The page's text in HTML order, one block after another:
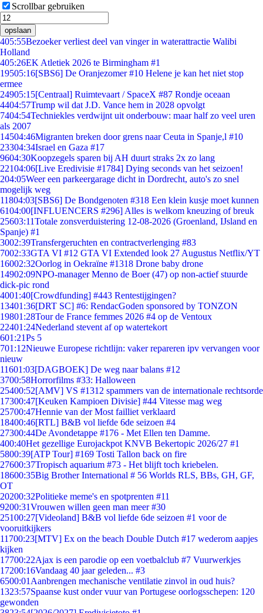
Scrollbar gebruiken
opslaan
405:55Bezoeker verliest deel van vinger in waterattractie Walibi
Holland
405:26EK Atletiek 2026 te Birmingham #1
19505:16[SBS6] De Oranjezomer #10 Helene je kan het niet stop
ermee
24905:15[Centraal] Ruimtevaart / SpaceX #87 Rondje oceaan
4404:57Trump wil dat J.D. Vance hem in 2028 opvolgt
7404:54Techniekles verdwijnt uit onderbouw: maar half zo veel uren
als 2007
14504:46Migranten breken door grens naar Ceuta in Spanje,l #10
23304:34Israel en Gaza #17
9604:30Koopzegels sparen bij AH duurt straks 2x zo lang
22104:06[Live Eredivisie #1784] Dying seconds van het seizoen!
204:05Weer een parkeergarage dicht in Dordrecht, auto's zo snel
mogelijk weg
11804:03[SBS6] De Bondgenoten #318 Een klein kusje moet kunnen
6104:00[INFLUENCERS #296] Alles is welkom kneuzing of breuk
25603:11Totale zonsverduistering 12-08-2026 (Groenland, IJsland en
Spanje) #1
3002:39Transfergeruchten en contractverlenging #83
7002:33GTA VI #12 GTA VI Extended look 27 Augustus Netflix/YT
16002:32Oorlog in Oekraïne #1318 Drone baby drone
14902:09NPO-manager Menno de Boer (47) op non-actief stuurde
dick-pic rond
4001:40[Crowdfunding] #443 Rentestijgingen?
13401:36[DRT SC] #6: RendacGoden sponsored by TONZON
19801:28Tour de France femmes 2026 #4 op de Ventoux
22401:24Nederland stevent af op watertekort
601:21Ps 5
701:12Nieuwe Europese richtlijn: vaker repareren ipv vervangen voor
nieuw
11601:03[DAGBOEK] De weg naar balans #12
3700:58Horrorfilms #33: Halloween
25400:52[AMV] VS #1312 spammers van de internationale rechtsorde
17300:47[Keuken Kampioen Divisie] #44 Vitesse mag weg
25700:47Hennie van der Most failliet verklaard
18400:46[RTL] B&B vol liefde 6de seizoen #4
27300:44De Avondetappe #176 - Met Ellen ten Damme.
400:40Het gezellige Eurojackpot KNVB Bekertopic 2026/27 #1
5800:39[ATP Tour] #169 Tosti Tallon back on fire
27600:37Tropisch aquarium #73 - Het blijft toch kriebelen.
18600:35Big Brother International # 56 Worlds RLS, BBs, GH, GF,
OT
20200:32Politieke meme's en spotprenten #11
9200:31Vrouwen willen geen man meer #30
25100:27[Videoland] B&B vol liefde 6de seizoen #1 voor de
vooruitkijkers
11700:23[MTV] Ex on the beach Double Dutch #17 wederom aapjes
kijken
17700:22Ajax is een parodie op een voetbalclub #7 Vuurwerkjes
17200:16Vandaag 40 jaar geleden... #3
6500:01 Aanbrengen mechanische ventilatie zinvol in oud huis?
1323:57Spaanse kust onder vuur van Portugese oorlogsschepen: 120
gewonden